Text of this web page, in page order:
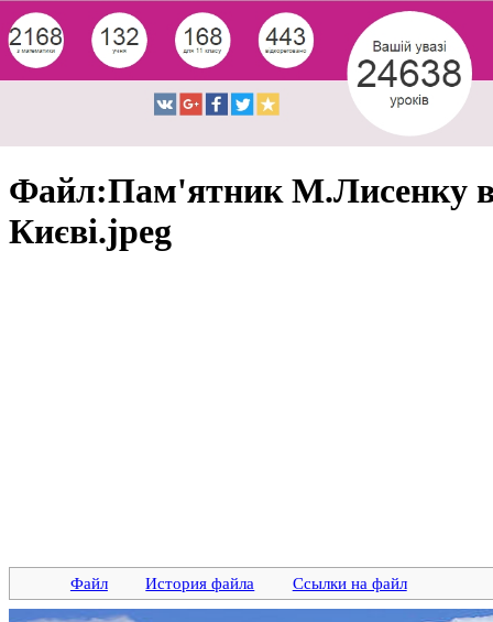
Файл:Пам'ятник М.Лисенку
Києві.jpeg
Файл История файла Ссылки на файл